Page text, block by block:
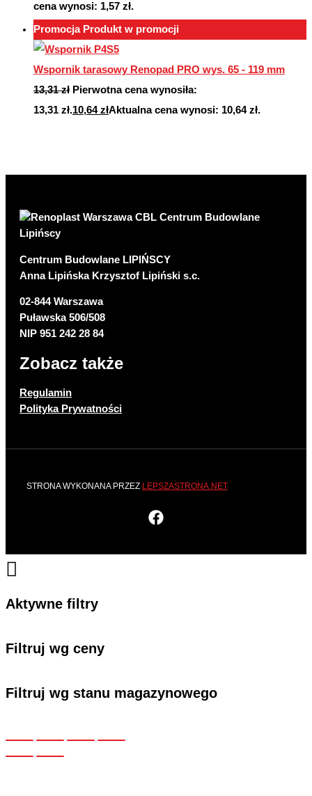
cena wynosi: 1,57 zł.
Promocja Produkt w promocji
Wspornik tarasowy Renopad PRO wys. 65 - 119 mm
13,31zł Pierwotna cena wynosiła:
13,31 zł.10,64złAktualna cena wynosi: 10,64 zł.
Centrum Budowlane LIPIŃSCY
Anna Lipińska Krzysztof Lipiński s.c.
02-844 Warszawa
Puławska 506/508
NIP 951 242 28 84
Zobacz także
Regulamin
Polityka Prywatności
STRONA WYKONANA PRZEZ LEPSZASTRONA.NET
Aktywne filtry
Filtruj wg ceny
Filtruj wg stanu magazynowego